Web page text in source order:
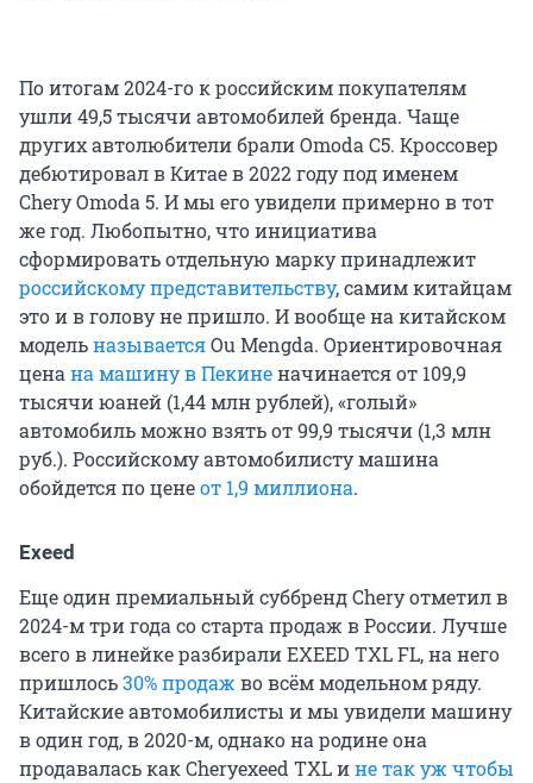
По итогам 2024-го к российским покупателям
ушли 49,5 тысячи автомобилей бренда. Чаще
других автолюбители брали Omoda C5. Кроссовер
дебютировал в Китае в 2022 году под именем
Chery Omoda 5. И мы его увидели примерно в тот
же год. Любопытно, что инициатива
сформировать отдельную марку принадлежит
российскому представительству, самим китайцам
это и в голову не пришло. И вообще на китайском
модельназываетсяOu Mengda. Ориентировочная
ценана машину в Пекиненачинается от 109,9
тысячи юаней (1,44 млн рублей), «голый»
автомобиль можно взять от 99,9 тысячи (1,3 млн
руб.). Российскому автомобилисту машина
обойдется по ценеот 1,9 миллиона.
Exeed
Еще один премиальный суббренд Chery отметил в
2024-м три года со старта продаж в России. Лучше
всего в линейке разбирали EXEED TXL FL, на него
пришлось30% продаж во всём модельном ряду.
Китайские автомобилисты и мы увидели машину
в один год, в 2020-м, однако на родине она
продавалась как Cheryexeed TXL ине так уж чтобы